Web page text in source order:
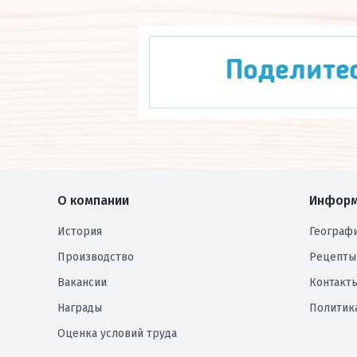
О компании
История
Производство
Вакансии
Награды
Оценка условий труда
Рецепты